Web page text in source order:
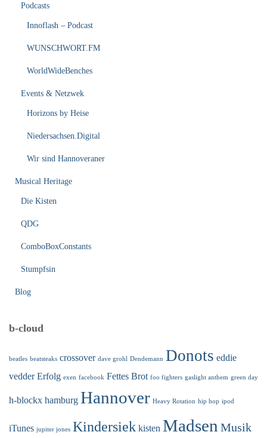
Podcasts
Innoflash – Podcast
WUNSCHWORT.FM
WorldWideBenches
Events & Netzwek
Horizons by Heise
Niedersachsen.Digital
Wir sind Hannoveraner
Musical Heritage
Die Kisten
QDG
ComboBoxConstants
Stumpfsin
Blog
b-cloud
beatles beatsteaks crossover dave grohl Dendemann Donots eddie
vedder Erfolg exen facebook Fettes Brot foo fighters gaslight anthem green day
h-blockx hamburg Hannover Heavy Rotation hip hop ipod
iTunes jupiter jones Kindersiek kisten Madsen Musik